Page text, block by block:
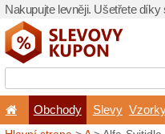
Nakupujte